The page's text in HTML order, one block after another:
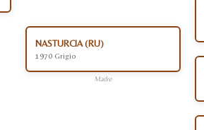
NASTURCIA (RU)
1970 Grigio
Madre